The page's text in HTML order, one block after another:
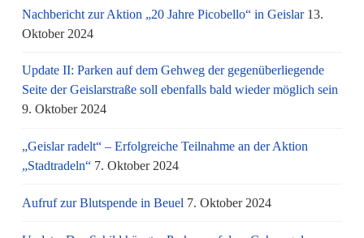
Nachbericht zur Aktion „20 Jahre Picobello“ in Geislar 13.
Oktober 2024
Update II: Parken auf dem Gehweg der gegenüberliegende
Seite der Geislarstraße soll ebenfalls bald wieder möglich sein
9. Oktober 2024
„Geislar radelt“ – Erfolgreiche Teilnahme an der Aktion
„Stadtradeln“ 7. Oktober 2024
Aufruf zur Blutspende in Beuel 7. Oktober 2024